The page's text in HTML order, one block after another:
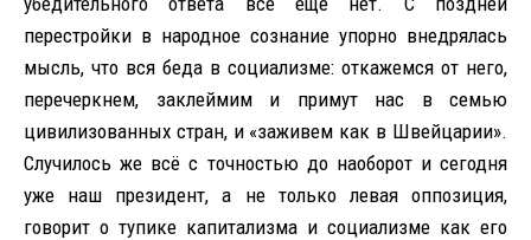
перестройки в народное сознание упорно внедрялась
мысль, что вся беда в социализме: откажемся от него,
перечеркнем, заклеймим и примут нас в семью
цивилизованных стран, и «заживем как в Швейцарии».
Случилось же всё с точностью до наоборот и сегодня
уже наш президент, а не только левая оппозиция,
говорит о тупике капитализма и социализме как его